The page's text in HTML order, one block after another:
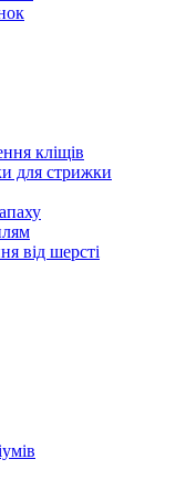
кліщів
для стрижки
від шерсті